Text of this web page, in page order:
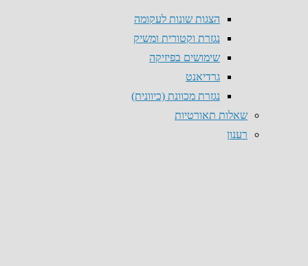
הצגות שונות לעקומה
נגזרת וקטורית ומשיק
שימושים בפיזיקה
גרדיאנט
נגזרת מכוונת (כיוונית)
שאלות תאורטיות
רענון